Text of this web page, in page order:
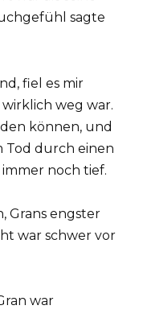
sagte
fiel es mir
weg war.
können, und
Tod durch einen
noch tief.
Grans engster
war schwer vor
war